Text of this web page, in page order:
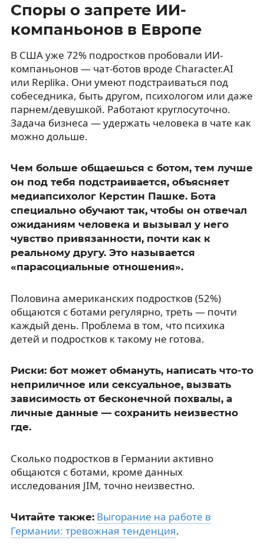
Споры о запрете ИИ-
компаньонов в Европе
В США уже 72% подростков пробовали ИИ-
компаньонов — чат-ботов вроде Character.AI
или Replika. Они умеют подстраиваться под
собеседника, быть другом, психологом или даже
парнем/девушкой. Работают круглосуточно.
Задача бизнеса — удержать человека в чате как
можно дольше.
Чем больше общаешься с ботом, тем лучше
он под тебя подстраивается, объясняет
медиапсихолог Керстин Пашке. Бота
специально обучают так, чтобы он отвечал
ожиданиям человека и вызывал у него
чувство привязанности, почти как к
реальному другу. Это называется
«парасоциальные отношения».
Половина американских подростков (52%)
общаются с ботами регулярно, треть — почти
каждый день. Проблема в том, что психика
детей и подростков к такому не готова.
Риски: бот может обмануть, написать что-то
неприличное или сексуальное, вызвать
зависимость от бесконечной похвалы, а
личные данные — сохранить неизвестно
где.
Сколько подростков в Германии активно
общаются с ботами, кроме данных
исследования JIM, точно неизвестно.
Читайте также: Выгорание на работе в
Германии: тревожная тенденция.